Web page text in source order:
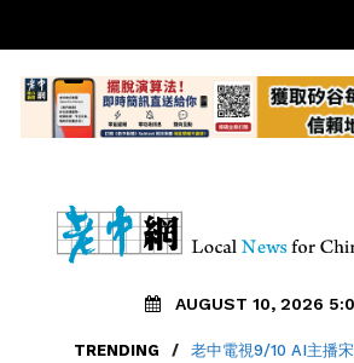
AUGUST 10, 2026
TRENDING / 老中電視9/10 AI主播